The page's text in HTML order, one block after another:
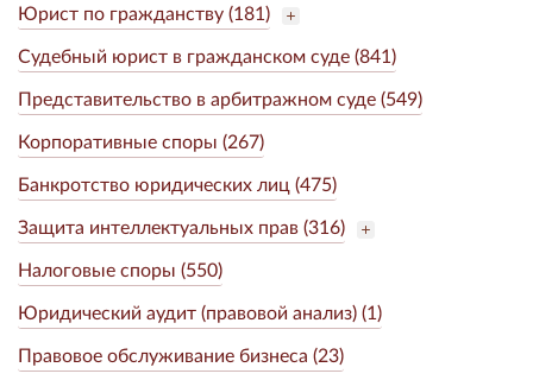
Юрист по гражданству (181)
Судебный юрист в гражданском суде (841)
Представительство в арбитражном суде (549)
Корпоративные споры (267)
Банкротство юридических лиц (475)
Защита интеллектуальных прав (316)
Налоговые споры (550)
Юридический аудит (правовой анализ) (1)
Правовое обслуживание бизнеса (23)